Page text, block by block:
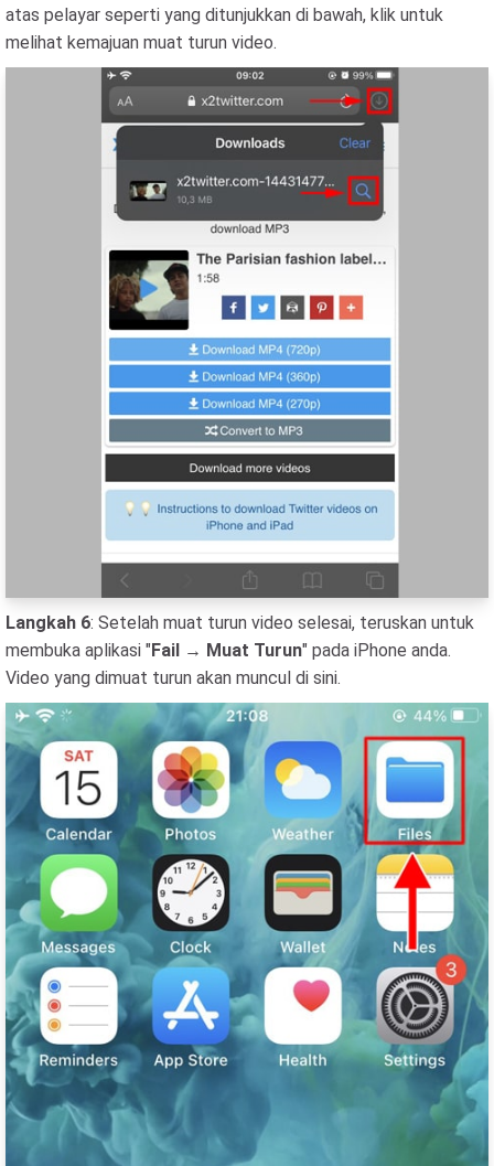
atas pelayar seperti yang ditunjukkan di bawah, klik untuk
melihat kemajuan muat turun video.
Langkah 6: Setelah muat turun video selesai, teruskan untuk
membuka aplikasi "Fail → Muat Turun" pada iPhone anda.
Video yang dimuat turun akan muncul di sini.